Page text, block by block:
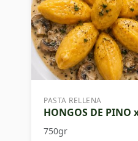
PASTA RELLENA
HONGOS DE PINO
750gr